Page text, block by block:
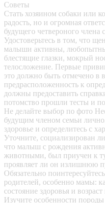
Советы
Стать хозяином собаки или
радость, но и огромная
будущего четвероного члена
Удостоверьтесь в том, что
малыши активны,
блестящие глазки, мокрый
телосложение. Первые
это должно быть отмечено в
предрасположенность к
должны предоставить
потомство прошли тесты и
Не делайте выбор по фото
будущим членом семьи
здоровье и определитесь с
Уточните, социализирован
что малыш с рождения
животными, был приучен к
проявляет ли он излишнюю
Обязательно
родителей, особенно мамы:
состояние здоровья и возраст
Изучите особенности породы